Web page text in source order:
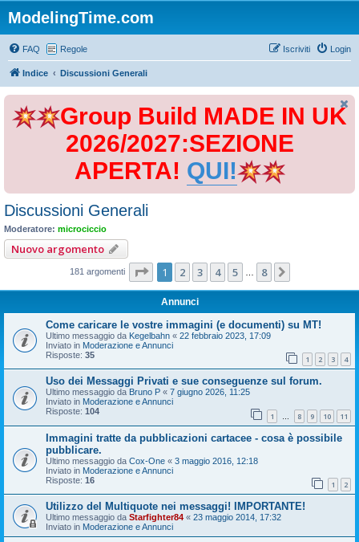
ModelingTime.com
FAQ Regole Login
Iscriviti
Indice Discussioni Generali
Group Build MADE IN UK
2026/2027:SEZIONE
APERTA! QUI!
Discussioni Generali
Moderatore: microciccio
Nuovo argomento
181 argomenti Pagina di
1 2 3 4 5 8
Annunci
Come caricare le vostre immagini (e documenti) su MT!
Ultimo messaggio da Kegelbahn « 22 febbraio 2023, 17:09
Inviato in Moderazione e Annunci
Risposte: 35 1 2 3 4
Uso dei Messaggi Privati e sue conseguenze sul forum.
Ultimo messaggio da Bruno P « 7 giugno 2026, 11:25
Inviato in Moderazione e Annunci
Risposte: 104 1 … 8 9 10 11
Immagini tratte da pubblicazioni cartacee - cosa è possibile
pubblicare.
Ultimo messaggio da Cox-One « 3 maggio 2016, 12:18
Inviato in Moderazione e Annunci
Risposte: 16 1 2
Utilizzo del Multiquote nei messaggi! IMPORTANTE!
Ultimo messaggio da Starfighter84 « 23 maggio 2014, 17:32
Inviato in Moderazione e Annunci